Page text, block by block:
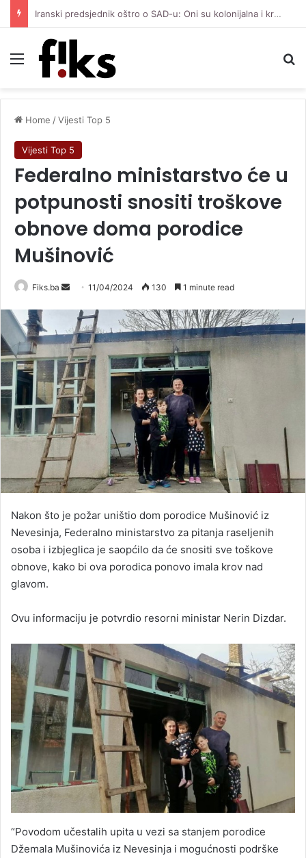
Zoran Lešić o izložbi kostima velikana bh. teatra na Vilsonovom šetalištu: Zaboravljamo ljude s kojima smo živjeli
Menu
Home /Vijesti Top 5
Vijesti Top 5
Federalno ministarstvo će u
potpunosti snositi troškove
obnove doma porodice
Mušinović
Fiks.ba
Send
email
11/04/2024 130 1 minute read
Nakon što je požar uništio dom porodice Mušinović iz
Nevesinja, Federalno ministarstvo za pitanja raseljenih
osoba i izbjeglica je saopćilo da će snositi sve toškove
obnove, kako bi ova porodica ponovo imala krov nad
glavom.
Ovu informaciju je potvrdio resorni ministar Nerin Dizdar.
“Povodom učestalih upita u vezi sa stanjem porodice
Džemala Mušinovića iz Nevesinja i mogućnosti podrške